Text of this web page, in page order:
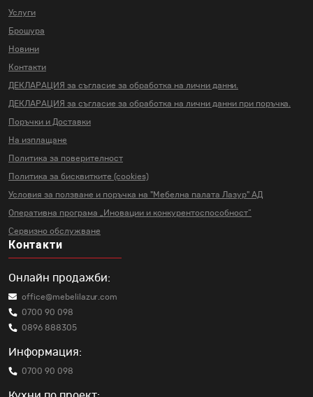
Услуги
Брошура
Новини
Контакти
ДЕКЛАРАЦИЯ за съгласие за обработка на лични данни.
ДЕКЛАРАЦИЯ за съгласие за обработка на лични данни при поръчка.
Поръчки и Доставки
На изплащане
Политика за поверителност
Политика за бисквитките (cookies)
Условия за ползване и поръчка на "Мебелна палата Лазур" АД
Оперативна програма „Иновации и конкурентоспособност“
Сервизно обслужване
Контакти
Онлайн продажби:
office@mebelilazur.com
0700 90 098
0896 888305
Информация:
0700 90 098